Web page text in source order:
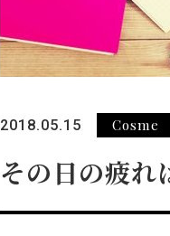
2018.05.15 Cosme
その日の疲